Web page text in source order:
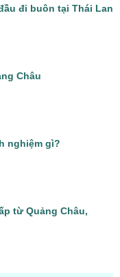
đi buôn tại Thái Lan
Châu
nghiệm gì?
từ Quảng Châu,